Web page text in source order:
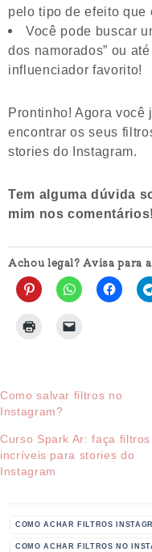
pelo tipo de efeito que
Você pode buscar
dos namorados” ou
influenciador favorito!
Prontinho! Agora você
encontrar os seus
stories do Instagram.
Tem alguma dúvida
mim nos comentários!
Achou legal? Avisa para
Como salvar filtros no
Instagram?
Curso Spark Ar: faça filtros
incríveis para stories do
Instagram
COMO ACHAR FILTROS
COMO ACHAR FILTROS NO